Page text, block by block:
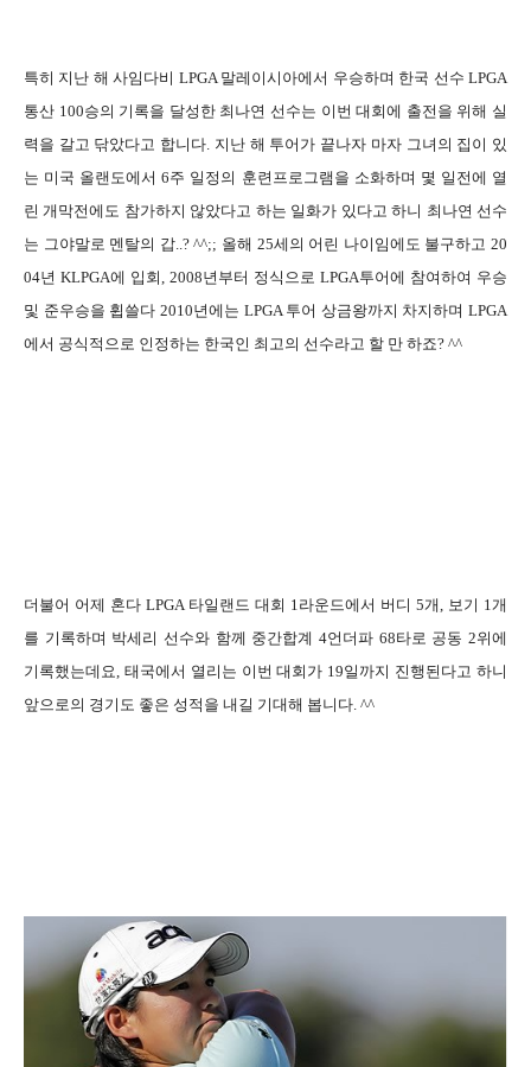
특히 지난 해 사임다비 LPGA 말레이시아에서 우승하며 한국 선수 LPGA
통산 100승의 기록을 달성한 최나연 선수는 이번 대회에 출전을 위해 실
력을 갈고 닦았다고 합니다. 지난 해 투어가 끝나자 마자 그녀의 집이 있
는 미국 올랜도에서 6주 일정의 훈련프로그램을 소화하며 몇 일전에 열
린 개막전에도 참가하지 않았다고 하는 일화가 있다고 하니 최나연 선수
는 그야말로 멘탈의 갑..? ^^;; 올해 25세의 어린 나이임에도 불구하고 20
04년 KLPGA에 입회, 2008년부터 정식으로 LPGA투어에 참여하여 우승
및 준우승을 휩쓸다 2010년에는 LPGA 투어 상금왕까지 차지하며 LPGA
에서 공식적으로 인정하는 한국인 최고의 선수라고 할 만 하죠? ^^
더불어 어제 혼다 LPGA 타일랜드 대회 1라운드에서 버디 5개, 보기 1개
를 기록하며 박세리 선수와 함께 중간합계 4언더파 68타로 공동 2위에
기록했는데요, 태국에서 열리는 이번 대회가 19일까지 진행된다고 하니
앞으로의 경기도 좋은 성적을 내길 기대해 봅니다. ^^